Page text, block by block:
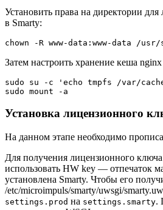
Установить права на директории для
в Smarty:
chown -R www-data:www-data /
Затем настроить хранение кеша
sudo su -c 'echo tmpfs /var/
sudo mount -a
Установка лицензионного
На данном этапе необходимо
Для получения лицензионного
использовать HW key — отпечаток
установлена Smarty. Чтобы его
/etc/microimpuls/smarty/uwsgi/
settings.prod на settings.smarty.